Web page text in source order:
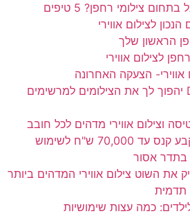
צילומי רחפן? 5 טיפים
לצילום אווירי
הראשון שלך
אווירי- הצעקה האחרונה
מצב צילום D-LOG יהפוך לך את הצילומים למרשימים
וצילום אווירי מדהים לכל חובב
משרד התקשורת קבע קנס עד 70,000 ש"ח לשימוש
בתדר אסור
תדמית
כמה עצות שימושיות